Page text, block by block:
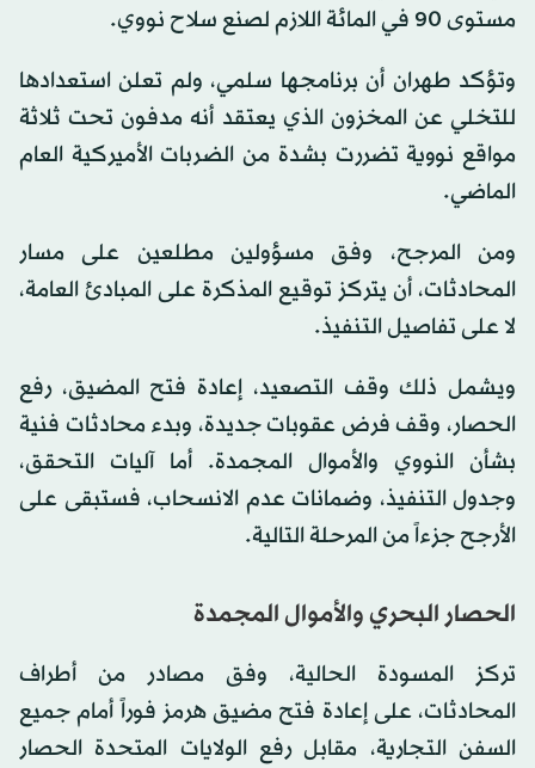
مستوى 90 في المائة اللازم لصنع سلاح نووي.
وتؤكد طهران أن برنامجها سلمي، ولم تعلن استعدادها
للتخلي عن المخزون الذي يعتقد أنه مدفون تحت ثلاثة
مواقع نووية تضررت بشدة من الضربات الأميركية العام
الماضي.
ومن المرجح، وفق مسؤولين مطلعين على مسار
المحادثات، أن يتركز توقيع المذكرة على المبادئ العامة،
لا على تفاصيل التنفيذ.
ويشمل ذلك وقف التصعيد، إعادة فتح المضيق، رفع
الحصار، وقف فرض عقوبات جديدة، وبدء محادثات فنية
بشأن النووي والأموال المجمدة. أما آليات التحقق،
وجدول التنفيذ، وضمانات عدم الانسحاب، فستبقى على
الأرجح جزءاً من المرحلة التالية.
الحصار البحري والأموال المجمدة
تركز المسودة الحالية، وفق مصادر من أطراف
المحادثات، على إعادة فتح مضيق هرمز فوراً أمام جميع
السفن التجارية، مقابل رفع الولايات المتحدة الحصار